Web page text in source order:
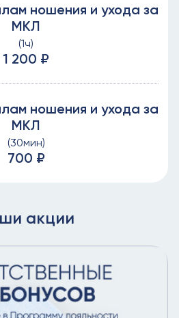
ношения и ухода за
МКЛ
(1ч)
1 200 ₽
ношения и ухода за
МКЛ
(30мин)
700 ₽
акции